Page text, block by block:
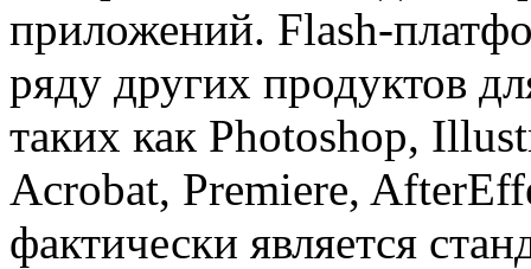
приложений. Flash-
ряду других продуктов
таких как Photoshop,
Acrobat, Premiere,
фактически является